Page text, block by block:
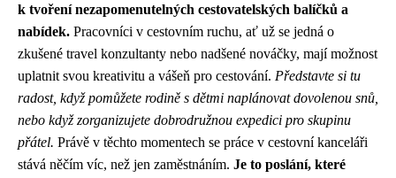
k tvoření nezapomenutelných cestovatelských balíčků a
nabídek. Pracovníci v cestovním ruchu, ať už se jedná o
zkušené travel konzultanty nebo nadšené nováčky, mají možnost
uplatnit svou kreativitu a vášeň pro cestování. Představte si tu
radost, když pomůžete rodině s dětmi naplánovat dovolenou snů,
nebo když zorganizujete dobrodružnou expedici pro skupinu
přátel. Právě v těchto momentech se práce v cestovní kanceláři
stává něčím víc, než jen zaměstnáním. Je to poslání, které